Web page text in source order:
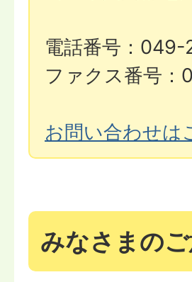
電話番号：049-
ファクス番号
お問い合わせは
みなさまの